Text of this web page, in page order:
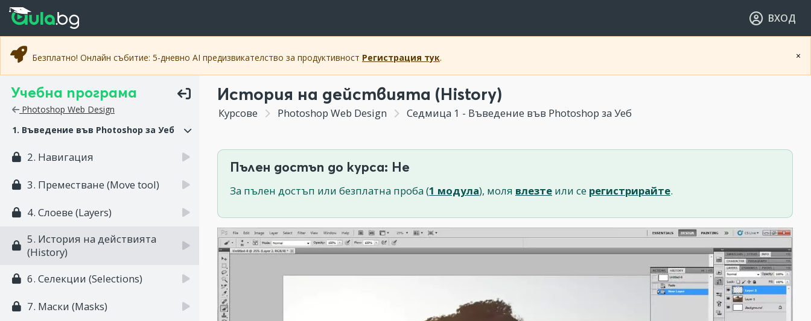
Прескочи към основното съдържание
Прескочи към навигацията
ВХОД
×
Безплатно! Онлайн събитие: 5-дневно AI предизвикателство за продуктивност Регистрация тук.
Учебна програма
Photoshop Web Design
1. Въведение във Photoshop за Уеб
2. Навигация
3. Преместване (Move tool)
4. Слоеве (Layers)
5. История на действията
(History)
6. Селекции (Selections)
7. Маски (Masks)
История на действията (History)
Курсове Photoshop Web Design Седмица 1 - Въведение във Photoshop за Уеб
Пълен достъп до курса: Не
За пълен достъп или безплатна проба (1 модула), моля влезте или се регистрирайте.